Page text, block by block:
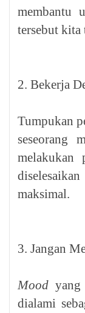
membantu
tersebut kita
2. Bekerja
Tumpukan
seseorang
melakukan
maksimal.
3. Jangan
Mood
dialami